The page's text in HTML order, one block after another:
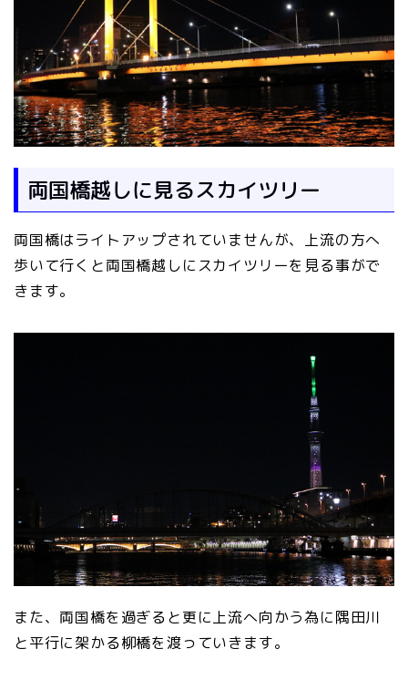
両国橋越しに見るスカイツリー
両国橋はライトアップされていませんが、上流の方へ
歩いて行くと両国橋越しにスカイツリーを見る事がで
きます。
また、両国橋を過ぎると更に上流へ向かう為に隅田川
と平行に架かる柳橋を渡っていきます。